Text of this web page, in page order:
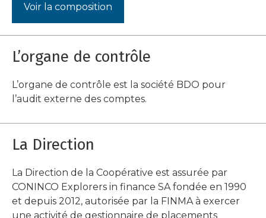
Voir la composition
L’organe de contrôle
L’organe de contrôle est la société BDO pour
l’audit externe des comptes.
La Direction
La Direction de la Coopérative est assurée par
CONINCO Explorers in finance SA fondée en 1990
et depuis 2012, autorisée par la FINMA à exercer
une activité de gestionnaire de placements